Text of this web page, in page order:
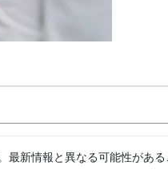
最新情報と異なる可能性があ